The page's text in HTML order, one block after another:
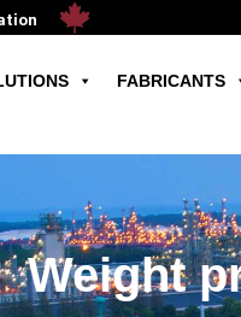
FABRICANTS
Weight